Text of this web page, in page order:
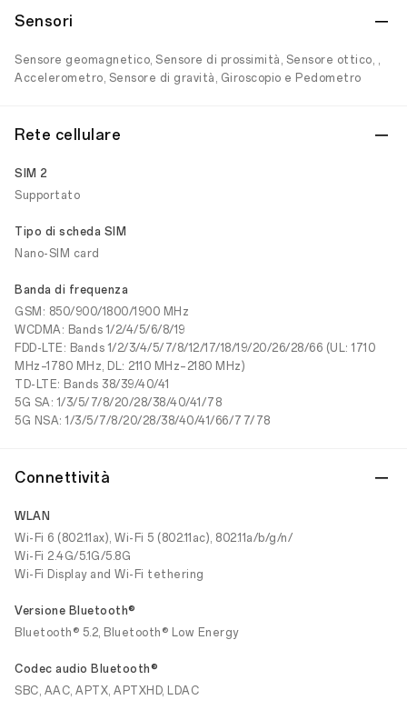
Sensori
Sensore geomagnetico, Sensore di prossimità, Sensore ottico, ,
Accelerometro, Sensore di gravità, Giroscopio e Pedometro
Rete cellulare
SIM 2
Supportato
Tipo di scheda SIM
Nano-SIM card
Banda di frequenza
GSM: 850/900/1800/1900 MHz
WCDMA: Bands 1/2/4/5/6/8/19
FDD-LTE: Bands 1/2/3/4/5/7/8/12/17/18/19/20/26/28/66 (UL: 1710
MHz–1780 MHz, DL: 2110 MHz–2180 MHz)
TD-LTE: Bands 38/39/40/41
5G SA: 1/3/5/7/8/20/28/38/40/41/78
5G NSA: 1/3/5/7/8/20/28/38/40/41/66/77/78
Connettività
WLAN
Wi-Fi 6 (802.11ax), Wi-Fi 5 (802.11ac), 802.11a/b/g/n/
Wi-Fi 2.4G/5.1G/5.8G
Wi-Fi Display and Wi-Fi tethering
Versione Bluetooth®
Bluetooth® 5.2, Bluetooth® Low Energy
Codec audio Bluetooth®
SBC, AAC, APTX, APTXHD, LDAC